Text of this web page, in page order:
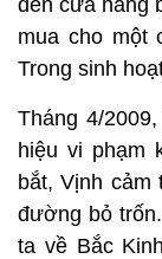
đến cửa hàng
mua cho một
Trong sinh
Tháng 4/
hiệu vi phạm
bắt, Vịnh cảm
đường bỏ
ta về Bắc